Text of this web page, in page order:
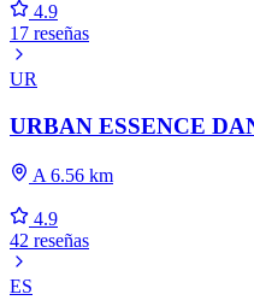
4.9
17 reseñas
UR
URBAN ESSENCE
A 6.56 km
4.9
42 reseñas
ES